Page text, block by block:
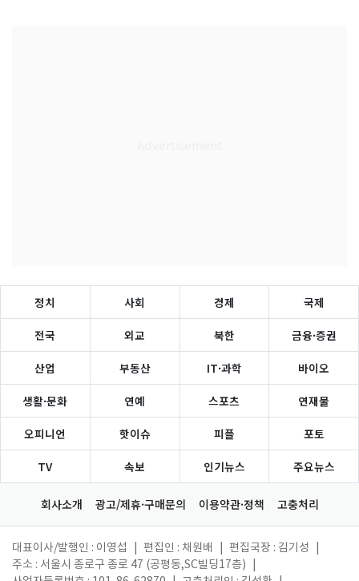
정치 사회 경제 국제
전국 외교 북한 금융·증권
산업 부동산 IT·과학 바이오
생활·문화 연예 스포츠 연재물
오피니언 핫이슈 피플 포토
TV 속보 인기뉴스 주요뉴스
회사소개 광고/제휴·구매문의 이용약관·정책 고충처리
대표이사/발행인 : 이영섭 편집인 : 채원배 편집국장 : 김기성
주소 : 서울시 종로구 종로 47 (공평동,SC빌딩17층)